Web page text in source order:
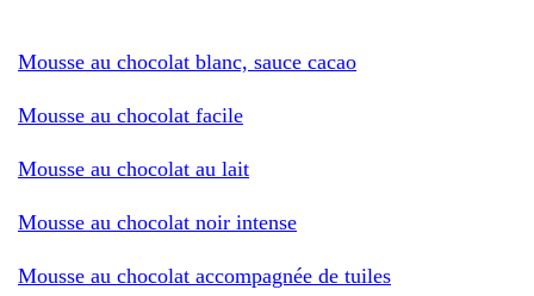
Mousse au chocolat blanc, sauce cacao
Mousse au chocolat facile
Mousse au chocolat au lait
Mousse au chocolat noir intense
Mousse au chocolat accompagnée de tuiles